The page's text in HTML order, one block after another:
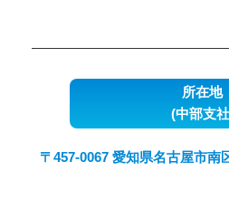
所在地
(中部支
〒457-0067 愛知県名古屋市南